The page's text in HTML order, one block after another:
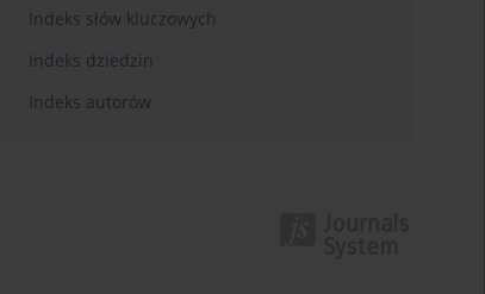
Indeks słów kluczowych
Indeks dziedzin
Indeks autorów